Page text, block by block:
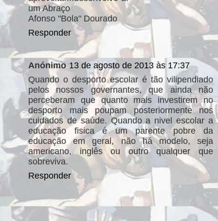
um Abraço
Afonso "Bola" Dourado
Responder
Anónimo 13 de agosto de 2013 às 17:37
Quando o desporto escolar é tão vilipendiado
pelos nossos governantes, que ainda não
perceberam que quanto mais investirem no
desporto mais poupam posteriormente nos
cuidados de saúde. Quando a nivel escolar a
educação fisica é um parente pobre da
educação em geral, não há modelo, seja
americano, inglês ou outro qualquer que
sobreviva.
Responder